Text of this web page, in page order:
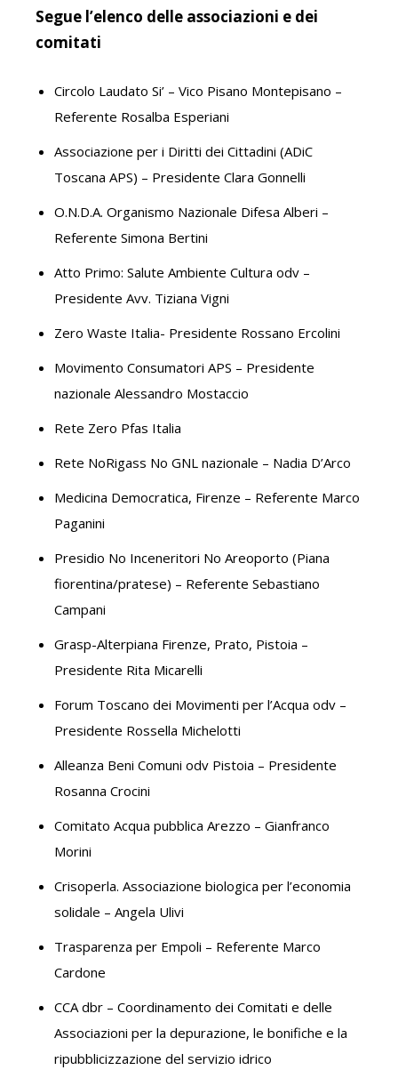
Segue l’elenco delle associazioni e dei
comitati
Circolo Laudato Si’ – Vico Pisano Montepisano –
Referente Rosalba Esperiani
Associazione per i Diritti dei Cittadini (ADiC
Toscana APS) – Presidente Clara Gonnelli
O.N.D.A. Organismo Nazionale Difesa Alberi –
Referente Simona Bertini
Atto Primo: Salute Ambiente Cultura odv –
Presidente Avv. Tiziana Vigni
Zero Waste Italia- Presidente Rossano Ercolini
Movimento Consumatori APS – Presidente
nazionale Alessandro Mostaccio
Rete Zero Pfas Italia
Rete NoRigass No GNL nazionale – Nadia D’Arco
Medicina Democratica, Firenze – Referente Marco
Paganini
Presidio No Inceneritori No Areoporto (Piana
fiorentina/pratese) – Referente Sebastiano
Campani
Grasp-Alterpiana Firenze, Prato, Pistoia –
Presidente Rita Micarelli
Forum Toscano dei Movimenti per l’Acqua odv –
Presidente Rossella Michelotti
Alleanza Beni Comuni odv Pistoia – Presidente
Rosanna Crocini
Comitato Acqua pubblica Arezzo – Gianfranco
Morini
Crisoperla. Associazione biologica per l’economia
solidale – Angela Ulivi
Trasparenza per Empoli – Referente Marco
Cardone
CCA dbr – Coordinamento dei Comitati e delle
Associazioni per la depurazione, le bonifiche e la
ripubblicizzazione del servizio idrico